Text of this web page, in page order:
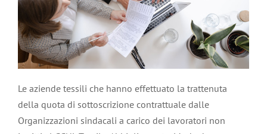
Le aziende tessili che hanno effettuato la trattenuta
della quota di sottoscrizione contrattuale dalle
Organizzazioni sindacali a carico dei lavoratori non